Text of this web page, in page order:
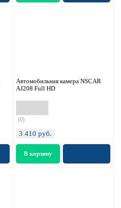
Автомобильная камера NSCAR
AJ208 Full HD
(0)
3 410 руб.